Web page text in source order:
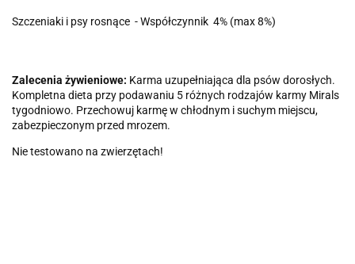
Szczeniaki i psy rosnące - Współczynnik 4% (max 8%)
Zalecenia żywieniowe: Karma uzupełniająca dla psów dorosłych.
Kompletna dieta przy podawaniu 5 różnych rodzajów karmy Mirals
tygodniowo. Przechowuj karmę w chłodnym i suchym miejscu,
zabezpieczonym przed mrozem.
Nie testowano na zwierzętach!